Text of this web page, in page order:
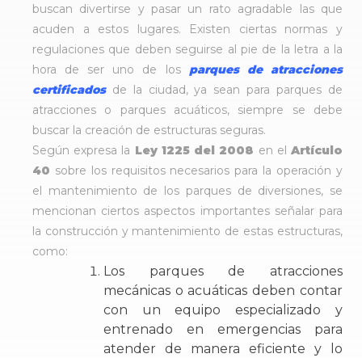
buscan divertirse y pasar un rato agradable las que
acuden a estos lugares. Existen ciertas normas y
regulaciones que deben seguirse al pie de la letra a la
hora de ser uno de los parques de atracciones
certificadosde la ciudad, ya sean para parques de
atracciones o parques acuáticos, siempre se debe
buscar la creación de estructuras seguras.
Según expresa la Ley 1225 del 2008 en el Artículo
40 sobre los requisitos necesarios para la operación y
el mantenimiento de los parques de diversiones, se
mencionan ciertos aspectos importantes señalar para
la construcción y mantenimiento de estas estructuras,
como:
Los parques de atracciones
mecánicas o acuáticas deben contar
con un equipo especializado y
entrenado en emergencias para
atender de manera eficiente y lo